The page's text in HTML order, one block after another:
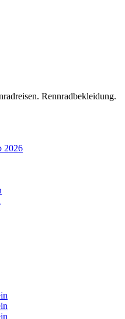
Rennradbekleidung.
2026